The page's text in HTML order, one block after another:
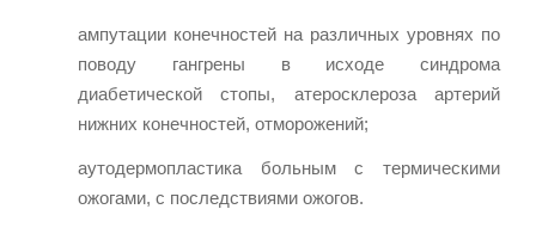
ампутации конечностей на различных уровнях по
поводу гангрены в исходе синдрома
диабетической стопы, атеросклероза артерий
нижних конечностей, отморожений;
аутодермопластика больным с термическими
ожогами, с последствиями ожогов.